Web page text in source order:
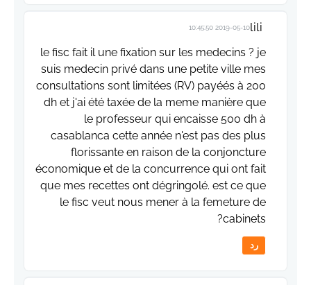
lili
2019-05-10 10:45:50
le fisc fait il une fixation sur les medecins ? je
suis medecin privé dans une petite ville mes
consultations sont limitées (RV) payéés à 200
dh et j'ai été taxée de la meme manière que
le professeur qui encaisse 500 dh à
casablanca cette année n'est pas des plus
florissante en raison de la conjoncture
économique et de la concurrence qui ont fait
que mes recettes ont dégringolé. est ce que
le fisc veut nous mener à la femeture de
cabinets?
رد